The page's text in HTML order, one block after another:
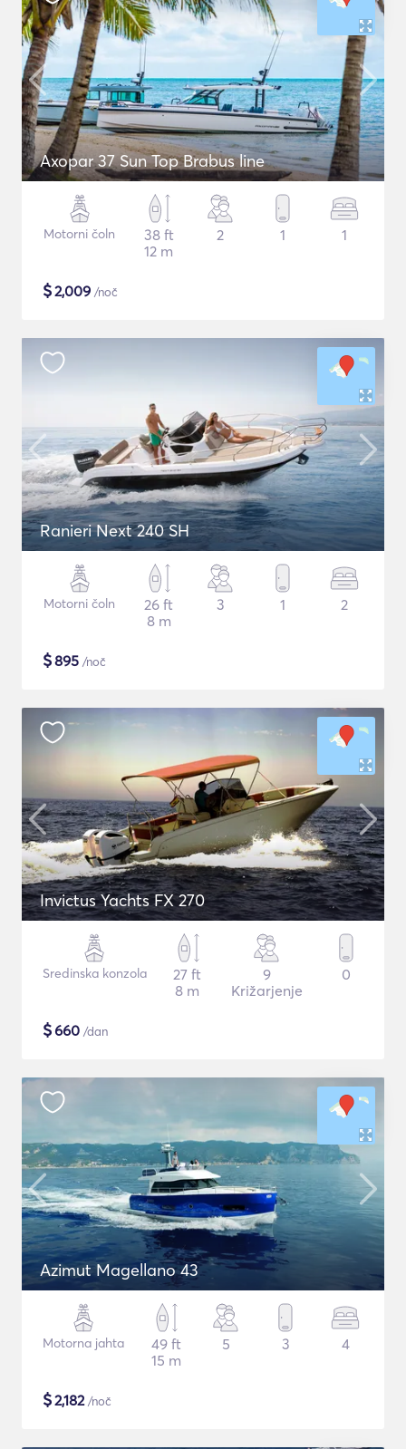
Axopar 37 Sun Top Brabus line
Motorni čoln
38 ft
12 m
2 1 1
$2,009 /noč
Ranieri Next 240 SH
Motorni čoln
26 ft
8 m
3 1 2
$895 /noč
Invictus Yachts FX 270
Sredinska konzola
27 ft
8 m
9
Križarjenje
0
$660 /dan
Azimut Magellano 43
Motorna jahta
49 ft
15 m
5 3 4
$2,182/noč